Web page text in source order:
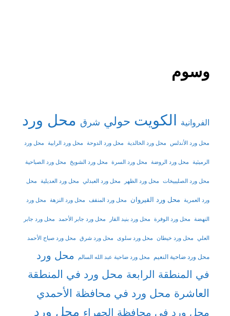
وسوم
الفروانية الكويت حولي شرق محل ورد
محل ورد الأندلس محل ورد الخالدية محل ورد الدوحة محل ورد الرابية محل ورد
الرميثية محل ورد الروضة محل ورد السرة محل ورد الشويخ محل ورد الصباحية
محل ورد الصليبيخات محل ورد الظهر محل ورد العبدلي محل ورد العديلية محل
ورد العمرية محل ورد القيروان محل ورد المنقف محل ورد النزهة محل ورد
النهضة محل ورد الوفرة محل ورد بنيد القار محل ورد جابر الأحمد محل ورد جابر
العلي محل ورد خيطان محل ورد سلوى محل ورد شرق محل ورد صباح الأحمد
محل ورد ضاحية النعيم محل ورد ضاحية عبد الله السالم
محل ورد
في المنطقة الرابعة محل ورد في المنطقة
العاشرة محل ورد في محافظة الأحمدي
محل ورد في محافظة الجهراء محل ورد